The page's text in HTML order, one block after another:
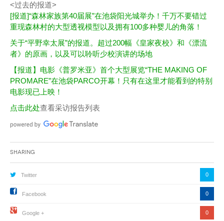
<过去的报道>
[报道]“森林家族第40届展”在池袋阳光城举办！千万不要错过
重现森林村的大型透视模型以及拥有100多种婴儿的角落！
关于“平野幸太展”的报道。超过200幅《皇家夜校》和《漂流
者》的原画，以及可以聆听少校演讲的场地
【报道】电影《普罗米亚》首个大型展览“THE MAKING OF
PROMARE”在池袋PARCO开幕！只有在这里才能看到的特别
电影现已上映！
点击此处查看采访报告列表
Sharing
Twitter 0
Facebook 0
Google + 0